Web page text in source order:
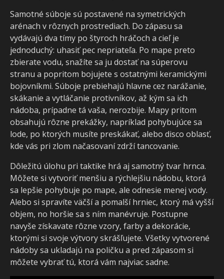
Samotné súboje sú postavené na symetrických
arénach v rôznych prostrediach. Do zápasu sa
vydávajú dva tímy po štyroch hráčoch a cieľ je
jednoduchý: uhasiť pec nepriateľa. Po mape preto
zbierate vodu, snažíte sa ju dostať na súperovu
stranu a popritom bojujete s ostatnými keramickými
bojovníkmi. Súboje prebiehajú hlavne cez narážanie,
skákanie a vytláčanie protivníkov, až kým sa ich
nádoba, prípadne tá vaša, nerozbije. Mapy pritom
obsahujú rôzne prekážky, napríklad pohybujúce sa
lode, po ktorých musíte preskákať, alebo disco oblasť,
kde vás pri zlom načasovaní zdrží tancovanie.
Dôležitú úlohu pri taktike hrá aj samotný tvar hrnca.
Môžete si vytvoriť menšiu a rýchlejšiu nádobu, ktorá
sa lepšie pohybuje po mape, ale odnesie menej vody.
Alebo si spravíte väčší a pomalší hrniec, ktorý má vyšší
objem, no horšie sa s ním manévruje. Postupne
navyše získavate rôzne vzory, farby a dekorácie,
ktorými si svoje výtvory skrášľujete. Všetky vytvorené
nádoby sa ukladajú na poličku a pred zápasom si
môžete vybrať tú, ktorá vám najviac sadne.